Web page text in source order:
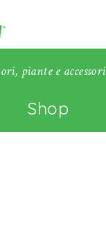
piante e accessori
Shop